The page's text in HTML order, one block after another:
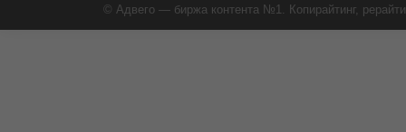
© Адвего — биржа контента №1. Копирайтинг,